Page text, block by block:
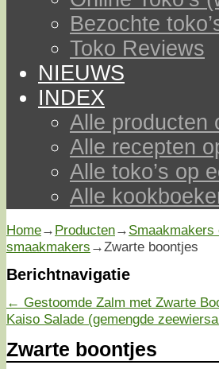
Bezochte
Toko Reviews
NIEUWS
INDEX
Alle producten
Alle recepten
Alle toko’s op
Alle
Home→ Producten→ Smaakmakers
smaakmakers →Zwarte boontjes
Berichtnavigatie
← Gestoomde Zalm met Zwarte
Kaiso Salade (gemengde
Zwarte boontjes